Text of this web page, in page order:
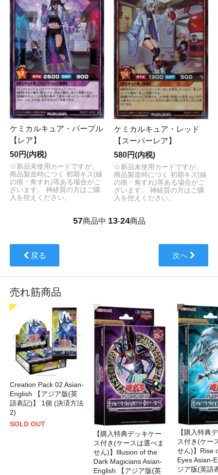
ケミカルキュア・パープル
【レア】
50円(内税)
☆新品未使用カードですが、
商品製造時につく 初期キズ(線
の痕・角すれ)等ある場合がご
ざいます。 神経質の方はご購
入を控えください。
ケミカルキュア・レッド
【スーパーレア】
580円(内税)
☆新品未使用カードですが、
商品製造時につく 初期キズ(線
の痕・角すれ)等ある場合がご
ざいます。 神経質の方はご購
入を控えください。
57商品中 13-24商品
戻る 次へ
売れ筋商品
Creation Pack 02 Asian-
English 【アジア版(英
語表記)】 1個 (決済方法
2)
SOLD OUT
【購入特典デッキケー
ス付き(ケースは選べま
せん)】Illusion of the
Dark Magicians Asian-
English 【アジア版(英
【購入特典
ス付き(ケー
せん)】Rise
Eyes Asian-
ジア版(英語